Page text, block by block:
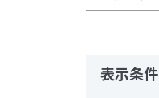
表示条件